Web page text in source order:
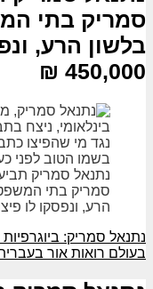
סמריק בתי
בלשון הרע,
450,000 ₪
נתנאל סמריק
סמריק בתי
הרע, ונפסקו לו פיצויים
נתנאל סמריק:
בעולם רואות אור